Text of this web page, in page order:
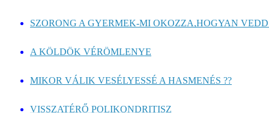
SZORONG A GYERMEK-MI OKOZZA,HOGYAN
A KÖLDÖK VÉRÖMLENYE
MIKOR VÁLIK VESÉLYESSÉ A HASMENÉS ??
VISSZATÉRŐ POLIKONDRITISZ